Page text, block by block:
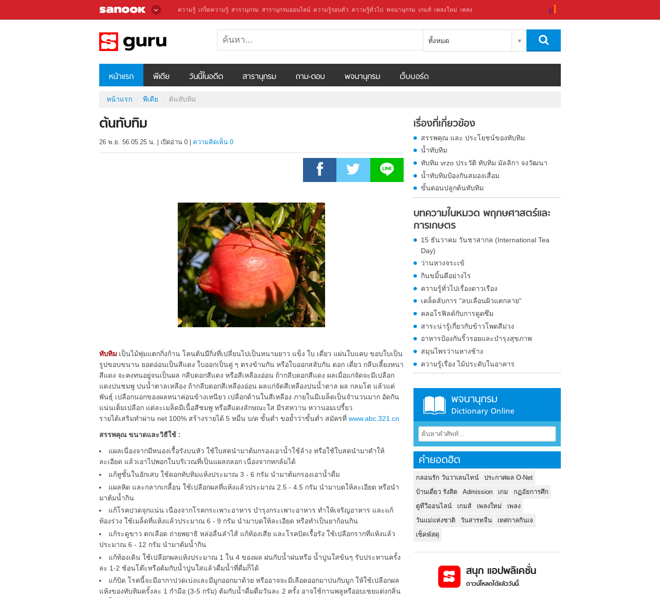
ความรู้ เกร็ดความรู้ สารานุกรม สารานุกรมออนไลน์ ความรู้รอบตัว ความรู้ทั่วไป พจนานุกรม เกมส์ เพลงใหม่ เพลง
ทั้งหมด
หน้าแรก พีเดีย วันนี้ในอดีต สารานุกรม ถาม-ตอบ พจนานุกรม เว็บบอร์ด
หน้าแรก พีเดีย ต้นทับทิม
ต้นทับทิม
26 พ.ย. 56 05.25 น. เปิดอ่าน 0 ความคิดเห็น 0
ทับทิม เป็นไม้พุ่มแตกกิ่งก้าน โคนต้นมีกิ่งที่เปลี่ยนไปเป็นหนามยาว แข็ง ใบ เดี่ยว แผ่นใบแคบ ขอบใบเป็น
รูปขอบขนาน ยอดอ่อนเป็นสีแดง ใบออกเป็นคู่ ๆ ตรงข้ามกัน หรือใบออกสลับกัน ดอก เดี่ยว กลีบเลี้ยงหนา
สีแดง จะคงทนอยู่จนเป็นผล กลีบดอกสีแดง หรือสีเหลืองอ่อน ถ้ากลีบดอกสีแดง ผลเมื่อแก่จัดจะมีเปลือก
แดงปนชมพู ปนน้ำตาลเหลือง ถ้ากลีบดอกสีเหลืองอ่อน ผลแก่จัดสีเหลืองปนน้ำตาล ผล กลมโต แล้วแต่
พันธุ์ เปลือกนอกของผลหนาค่อนข้างเหนียว เปลือกด้านในสีเหลือง ภายในมีเมล็ดเป็นจำนวนมาก อัดกัน
แน่นเต็มเปลือก แต่ละเมล็ดมีเนื้อสีชมพู หรือสีแดงลักษณะใส มีรสหวาน หวานอมเปรี้ยว
รายได้เสริมทำผ่าน net 100% สร้างรายได้ 5 หมื่น บ/ด ขั้นต่ำ ขอย้ำว่าขั้นต่ำ สมัครที่ www.abc.321.cn
สรรพคุณ ขนาดและวิธีใช้ :
แผลเนื่องจากมีหนองเรื้อรังบนหัว ใช้ใบสดนำมาต้มกรองเอาน้ำใช้ล้าง หรือใช้ใบสดนำมาตำให้
ละเอียด แล้วเอาไปพอกในบริเวณที่เป็นแผลถลอก เนื่องจากหกล้มได้
แก้หูชั้นในอักเสบ ใช้ดอกทับทิมแห้งประมาณ 3 - 6 กรัม นำมาต้มกรองเอาน้ำดื่ม
แผลหิด และกลากเกลื้อน ใช้เปลือกผลที่แห้งแล้วประมาณ 2.5 - 4.5 กรัม นำมาบดให้ละเอียด หรือนำ
มาต้มน้ำกิน
แก้โรคปวดจุกแน่น เนื่องจากโรคกระเพาะอาหาร บำรุงกระเพาะอาหาร ทำให้เจริญอาหาร และแก้
ท้องร่วง ใช้เมล็ดที่แห้งแล้วประมาณ 6 - 9 กรัม นำมาบดให้ละเอียด หรือทำเป็นยาก้อนกิน
แก้ระดูขาว ตกเลือด ถ่ายพยาธิ หล่อลื่นลำไส้ แก้ท้องเสีย และโรคบิดเรื้อรัง ใช้เปลือกรากที่แห้งแล้ว
ประมาณ 6 - 12 กรัม นำมาต้มน้ำกิน
แก้ท้องเดิน ใช้เปลือกผลแห้งประมาณ 1 ใน 4 ของผล ฝนกับน้ำฝนหรือ น้ำปูนใสข้นๆ รับประทานครั้ง
ละ 1-2 ช้อนโต๊ะหรือต้มกับน้ำปูนใสแล้วดื่มน้ำที่ดื่มก็ได้
แก้บิด โรคนี้จะมีอากาปวดเบ่งและมีมูกออกมาด้วย หรืออาจจะมีเลือดออกมาปนกับมูก ให้ใช้เปลือกผล
แห้งของทับทิมครั้งละ 1 กำมือ (3-5 กรัม) ต้มกับน้ำดื่มดื่มวันละ 2 ครั้ง อาจใช้กานพลูหรืออบเชยแต่งกลิ่น
เรื่องที่เกี่ยวข้อง
สรรพคุณ และ ประโยชน์ของทับทิม
น้ำทับทิม
ทับทิม vrzo ประวัติ ทับทิม มัลลิกา จงวัฒนา
น้ำทับทิมป้องกันสมองเสื่อม
ขั้นตอนปลูกต้นทับทิม
บทความในหมวด พฤกษศาสตร์และ
การเกษตร
15 ธันวาคม วันชาสากล (International Tea
Day)
ว่านหางจระเข้
กินขมิ้นดีอย่างไร
ความรู้ทั่วไปเรื่องดาวเรือง
เคล็ดลับการ "ลบเลือนผิวแตกลาย"
คลอโรฟิลด์กับการดูดซึม
สาระน่ารู้เกี่ยวกับข้าวโพดสีม่วง
อาหารป้องกันริ้วรอยและบำรุงสุขภาพ
สมุนไพรว่านหางช้าง
ความรู้เรื่อง ไม้ประดับในอาคาร
พจนานุกรม
Dictionary Online
คำยอดฮิต
กลอนรัก วันวาเลนไทน์
ประกาศผล O-Net
บ้านเดี่ยว รังสิต
Admission เกม
กฏอัยการศึก
ดูทีวีออนไลน์
เกมส์ เพลงใหม่
เพลง
วันแม่แห่งชาติ
วันสารทจีน
เทศกาลกินเจ
เช็คพัสดุ
สนุก แอปพลิเคชั่น
ดาวน์โหลดได้แล้ววันนี้